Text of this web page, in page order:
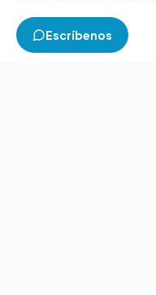
Escríbenos